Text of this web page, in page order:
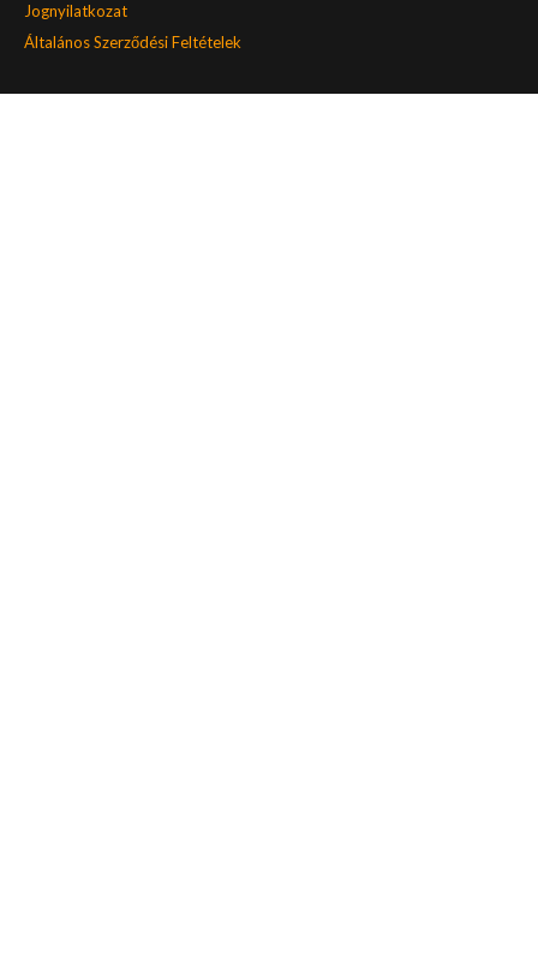
Jognyilatkozat
Általános Szerződési Feltételek